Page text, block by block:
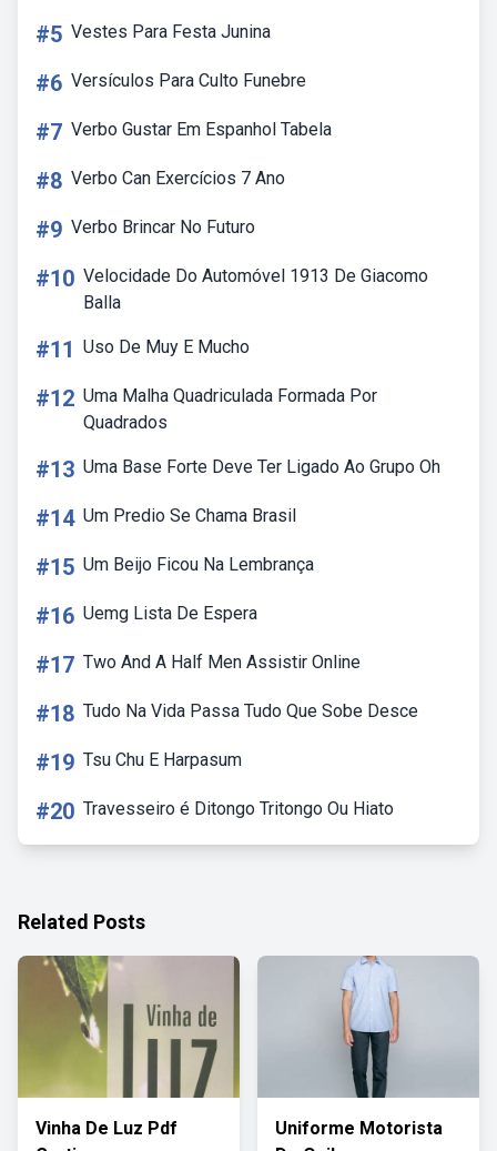
#5 Vestes Para Festa Junina
#6 Versículos Para Culto Funebre
#7 Verbo Gustar Em Espanhol Tabela
#8 Verbo Can Exercícios 7 Ano
#9 Verbo Brincar No Futuro
#10 Velocidade Do Automóvel 1913 De Giacomo
Balla
#11 Uso De Muy E Mucho
#12 Uma Malha Quadriculada Formada Por
Quadrados
#13 Uma Base Forte Deve Ter Ligado Ao Grupo Oh
#14 Um Predio Se Chama Brasil
#15 Um Beijo Ficou Na Lembrança
#16 Uemg Lista De Espera
#17 Two And A Half Men Assistir Online
#18 Tudo Na Vida Passa Tudo Que Sobe Desce
#19 Tsu Chu E Harpasum
#20 Travesseiro é Ditongo Tritongo Ou Hiato
Related Posts
Vinha De Luz Pdf
Uniforme Motorista